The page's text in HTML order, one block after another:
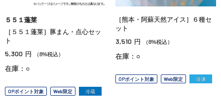
５５１蓬莱
［５５１蓬莱］豚まん・点心セッ
ト
5,300 円 （8%税込）
在庫：○
OPポイント対象 Web限定 冷蔵
［熊本・阿蘇天然アイス］６種セ
ット
3,510 円 （8%税込）
在庫：○
OPポイント対象 Web限定 冷凍